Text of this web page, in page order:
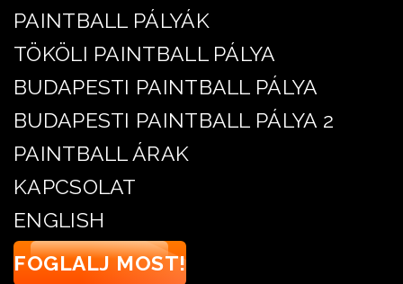
PAINTBALL PÁLYÁK
TÖKÖLI PAINTBALL PÁLYA
BUDAPESTI PAINTBALL PÁLYA
BUDAPESTI PAINTBALL PÁLYA 2
PAINTBALL ÁRAK
KAPCSOLAT
ENGLISH
FOGLALJ MOST!